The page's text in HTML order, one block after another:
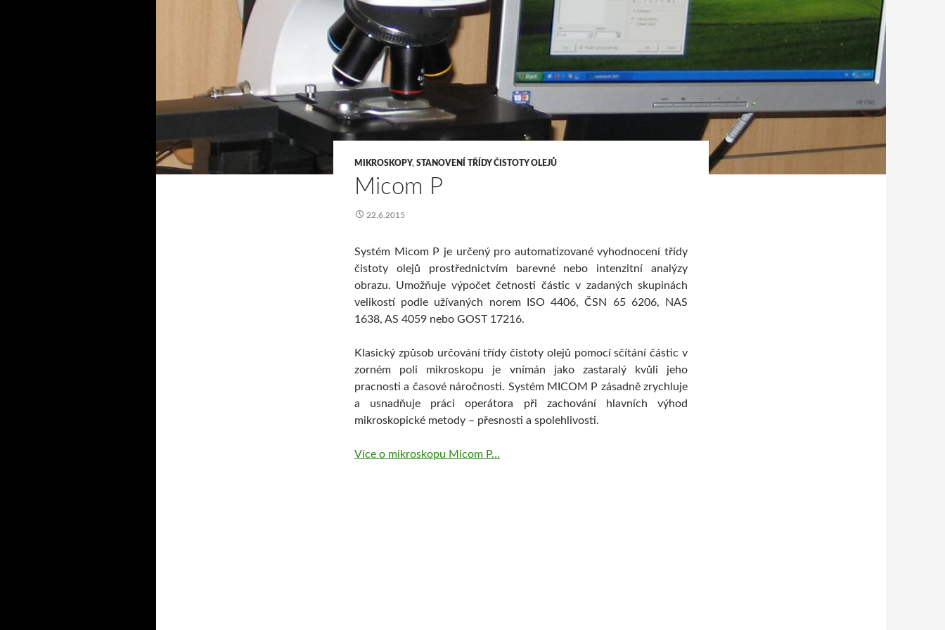
MIKROSKOPY, STANOVENÍ TŘÍDY ČISTOTY OLEJŮ
Micom P
22.6.2015
Systém Micom P je určený pro automatizované vyhodnocení třídy
čistoty olejů prostřednictvím barevné nebo intenzitní analýzy
obrazu. Umožňuje výpočet četnosti částic v zadaných skupinách
velikostí podle užívaných norem ISO 4406, ČSN 65 6206, NAS
1638, AS 4059 nebo GOST 17216.
Klasický způsob určování třídy čistoty olejů pomocí sčítání částic v
zorném poli mikroskopu je vnímán jako zastaralý kvůli jeho
pracnosti a časové náročnosti. Systém MICOM P zásadně zrychluje
a usnadňuje práci operátora při zachování hlavních výhod
mikroskopické metody – přesnosti a spolehlivosti.
Více o mikroskopu Micom P…